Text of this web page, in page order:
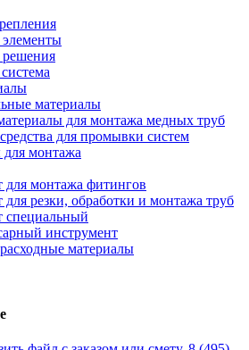
материалы
для монтажа медных труб
для промывки систем
для монтажа
для монтажа фитингов
резки, обработки и монтажа труб
специальный
инструмент
материалы